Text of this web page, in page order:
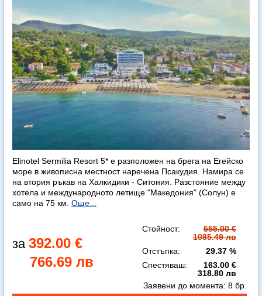
Elinotel Sermilia Resort 5* е разположен на брега на Егейско
море в живописна местност наречена Псакудия. Намира се
на втория ръкав на Халкидики - Ситония. Разстояние между
хотела и международното летище "Македония" (Солун) е
само на 75 км. Още...
392.00 €
766.69 лв
Стойност:
555.00 €
1085.49 лв
Отстъпка:
29.37 %
Спестяваш:
163.00 €
318.80 лв
Заявени до момента: 8 бр.